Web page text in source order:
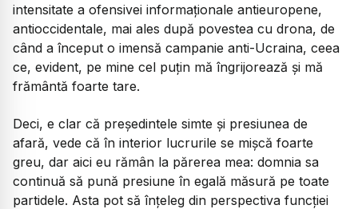
intensitate a ofensivei informaționale antieuropene,
antioccidentale, mai ales după povestea cu drona, de
când a început o imensă campanie anti-Ucraina, ceea
ce, evident, pe mine cel puțin mă îngrijorează și mă
frământă foarte tare.
Deci, e clar că președintele simte și presiunea de
afară, vede că în interior lucrurile se mișcă foarte
greu, dar aici eu rămân la părerea mea: domnia sa
continuă să pună presiune în egală măsură pe toate
partidele. Asta pot să înțeleg din perspectiva funcției